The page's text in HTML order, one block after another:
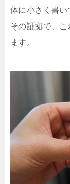
体に小さく書
その証拠で、
ます。